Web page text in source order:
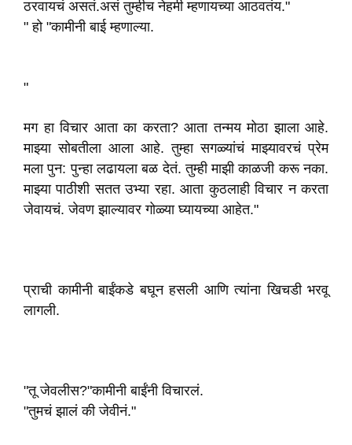
ठरवायचं असतं.असं तुम्हीच नेहमी म्हणायच्या आठवतंय."
" हो "कामीनी बाई म्हणाल्या.
"
मग हा विचार आता का करता? आता तन्मय मोठा झाला आहे.
माझ्या सोबतीला आला आहे. तुम्हा सगळ्यांचं माझ्यावरचं प्रेम
मला पुन: पुन्हा लढायला बळ देतं. तुम्ही माझी काळजी करू नका.
माझ्या पाठीशी सतत उभ्या रहा. आता कुठलाही विचार न करता
जेवायचं. जेवण झाल्यावर गोळ्या घ्यायच्या आहेत."
प्राची कामीनी बाईंकडे बघून हसली आणि त्यांना खिचडी भरवू
लागली.
"तू जेवलीस?"कामीनी बाईंनी विचारलं.
"तुमचं झालं की जेवीनं."